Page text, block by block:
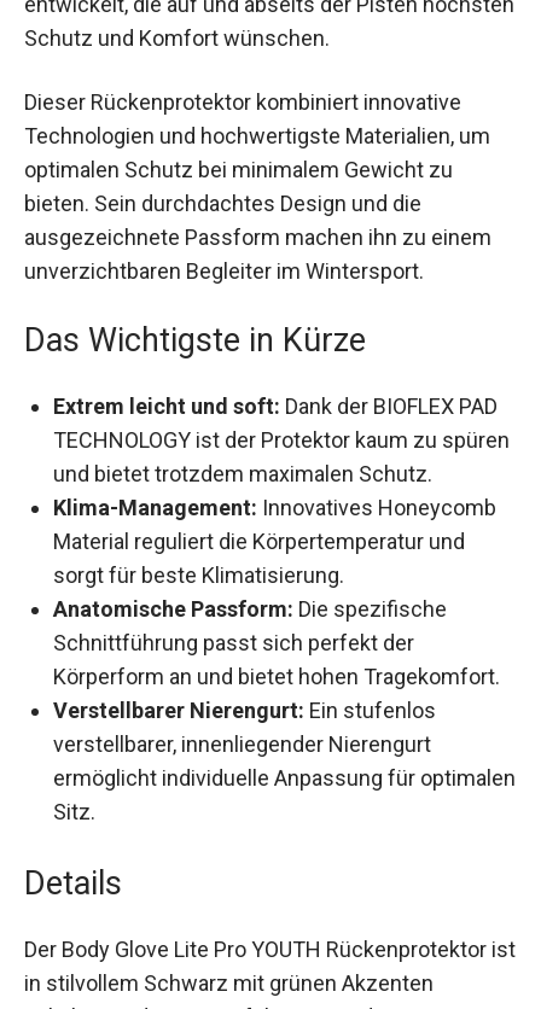
höchsten Schutz und Komfort wünschen.
Technologien und hochwertigste Materialien, um
optimalen Schutz bei minimalem Gewicht zu
bieten. Sein durchdachtes Design und die
ausgezeichnete Passform machen ihn zu einem
unverzichtbaren Begleiter im Wintersport.
TECHNOLOGY ist der Protektor kaum zu
spüren und bietet trotzdem maximalen
Schutz.
Klima-Management: Innovatives Honeycomb
Material reguliert die Körpertemperatur und
sorgt für beste Klimatisierung.
Anatomische Passform: Die spezifische
Schnittführung passt sich perfekt der
Körperform an und bietet hohen
Tragekomfort.
Verstellbarer Nierengurt:Ein stufenlos
verstellbarer, innenliegender Nierengurt
ermöglicht individuelle Anpassung für
Der Body Glove Lite Pro YOUTH Rückenprotektor